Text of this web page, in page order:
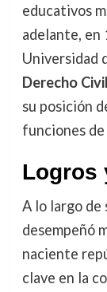
educativos
adelante, en
Universidad
Derecho
su posición
funciones
Logros
A lo largo de
desempeñó
naciente
clave en la